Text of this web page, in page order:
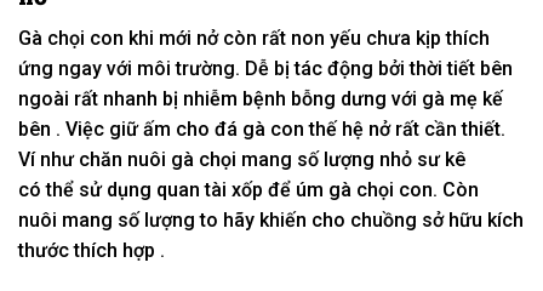
Gà chọi con khi mới nở còn rất non yếu chưa kịpthích
ứng ngay với môi trường. Dễ bịtác động bởi thời tiết bên
ngoài rất nhanh bị nhiễm bệnh bỗng dưng với gà mẹ kế
bên . Việc giữ ấm cho đá gà con thế hệ nở rất cần thiết.
Ví nhưchăn nuôi gà chọi mang số lượng nhỏ sư kê
có thể sử dụng quan tài xốp để úm gà chọi con. Còn
nuôi mang số lượngto hãy khiến cho chuồng sở hữu kích
thướcthích hợp .